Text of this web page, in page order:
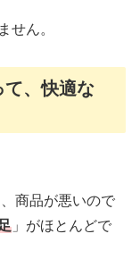
せん。
て、快適な
商品が悪いので
」がほとんどで